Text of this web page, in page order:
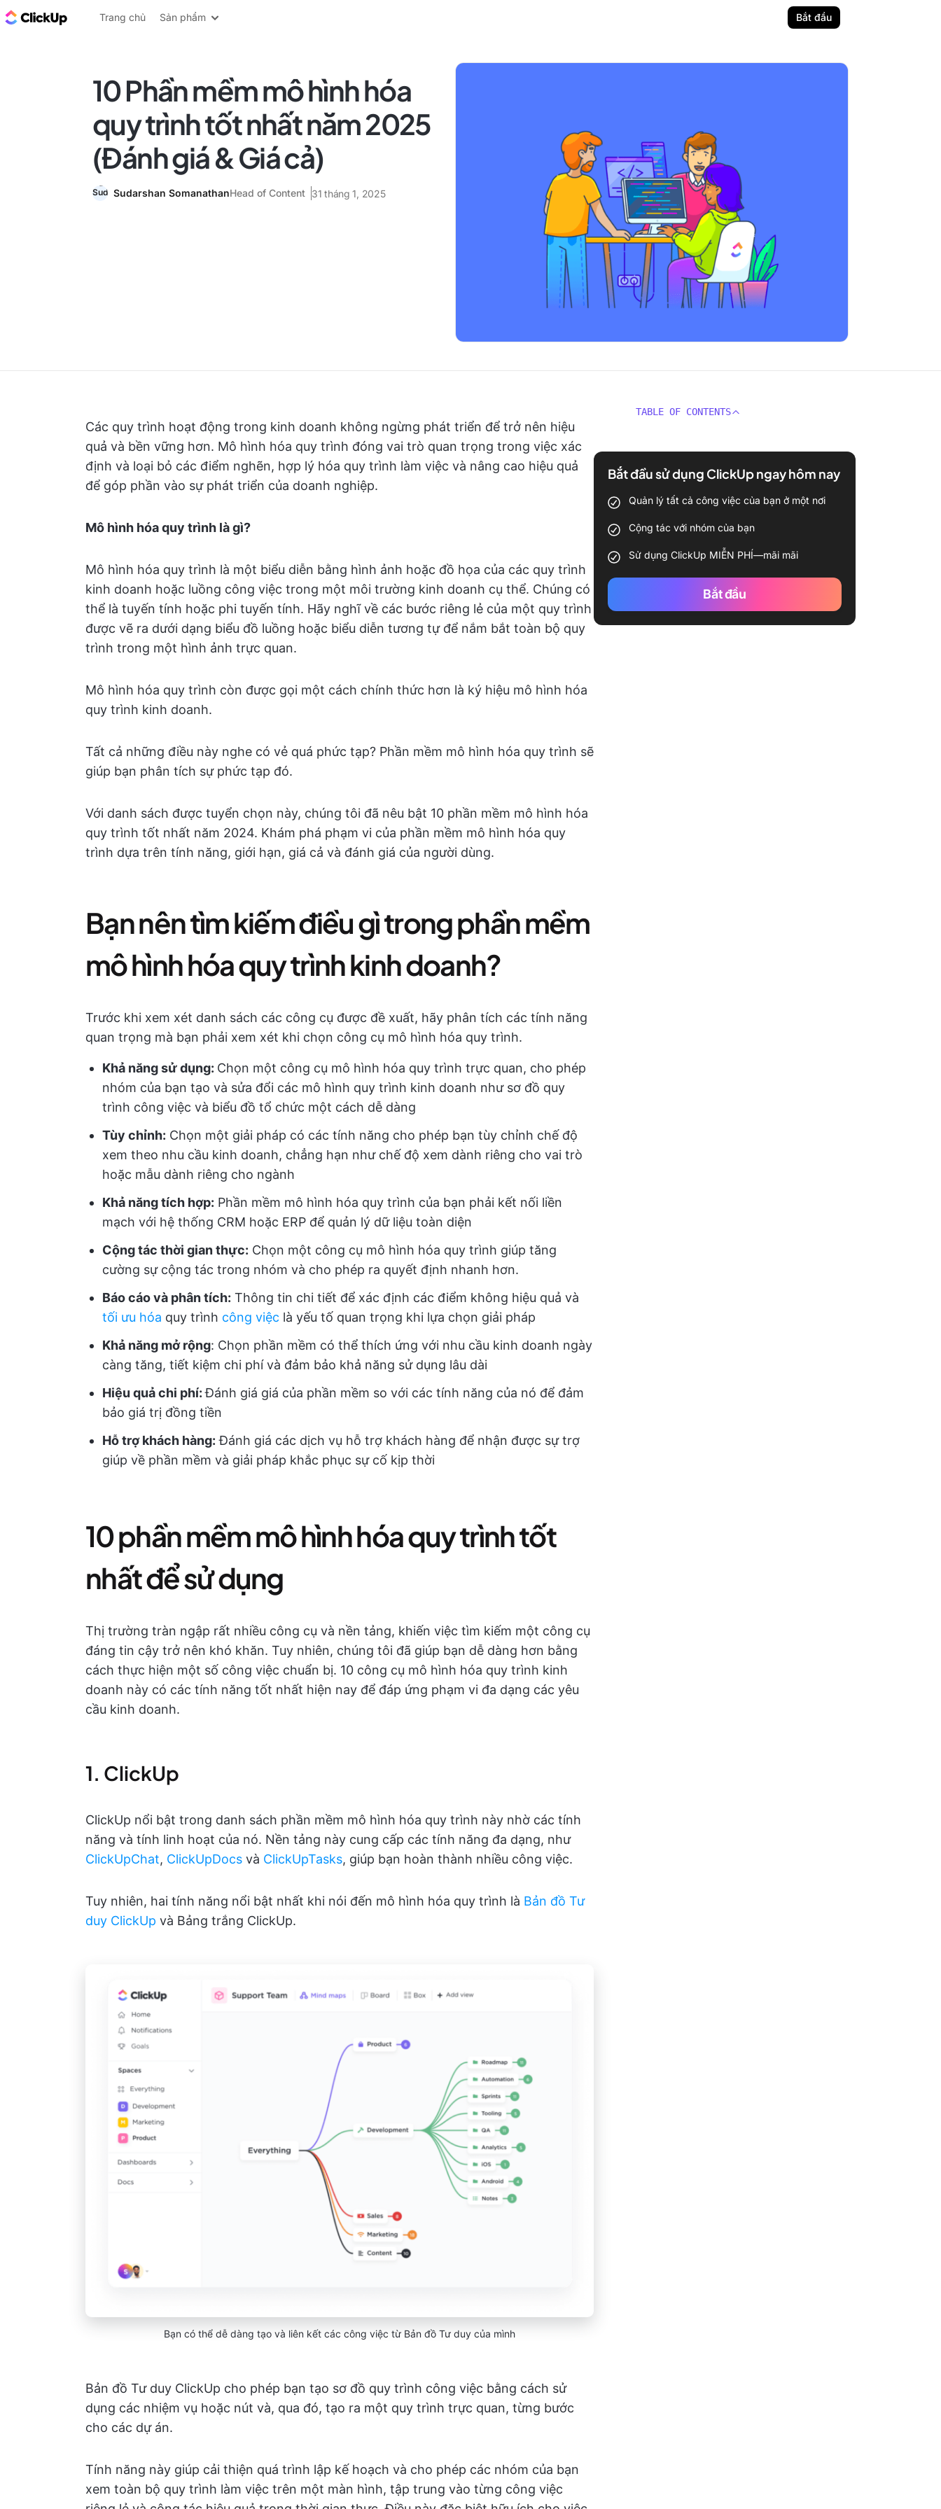
ClickUp Blog
Trang chủ Sản phẩm Bắt đầu
10 Phần mềm mô hình hóa
quy trình tốt nhất năm 2025
(Đánh giá & Giá cả)
Sudarshan SomanathanHead of Content 31 tháng 1, 2025
Các quy trình hoạt động trong kinh doanh không ngừng phát triển để trở nên hiệu
quả và bền vững hơn. Mô hình hóa quy trình đóng vai trò quan trọng trong việc xác
định và loại bỏ các điểm nghẽn, hợp lý hóa quy trình làm việc và nâng cao hiệu quả
để góp phần vào sự phát triển của doanh nghiệp.
Mô hình hóa quy trình là gì?
Mô hình hóa quy trình là một biểu diễn bằng hình ảnh hoặc đồ họa của các quy trình
kinh doanh hoặc luồng công việc trong một môi trường kinh doanh cụ thể. Chúng có
thể là tuyến tính hoặc phi tuyến tính. Hãy nghĩ về các bước riêng lẻ của một quy trình
được vẽ ra dưới dạng biểu đồ luồng hoặc biểu diễn tương tự để nắm bắt toàn bộ quy
trình trong một hình ảnh trực quan.
Mô hình hóa quy trình còn được gọi một cách chính thức hơn là ký hiệu mô hình hóa
quy trình kinh doanh.
Tất cả những điều này nghe có vẻ quá phức tạp? Phần mềm mô hình hóa quy trình sẽ
giúp bạn phân tích sự phức tạp đó.
Với danh sách được tuyển chọn này, chúng tôi đã nêu bật 10 phần mềm mô hình hóa
quy trình tốt nhất năm 2024. Khám phá phạm vi của phần mềm mô hình hóa quy
trình dựa trên tính năng, giới hạn, giá cả và đánh giá của người dùng.
Bạn nên tìm kiếm điều gì trong phần mềm
mô hình hóa quy trình kinh doanh?
Trước khi xem xét danh sách các công cụ được đề xuất, hãy phân tích các tính năng
quan trọng mà bạn phải xem xét khi chọn công cụ mô hình hóa quy trình.
Khả năng sử dụng: Chọn một công cụ mô hình hóa quy trình trực quan, cho phép
nhóm của bạn tạo và sửa đổi các mô hình quy trình kinh doanh như sơ đồ quy
trình công việc và biểu đồ tổ chức một cách dễ dàng
Tùy chỉnh: Chọn một giải pháp có các tính năng cho phép bạn tùy chỉnh chế độ
xem theo nhu cầu kinh doanh, chẳng hạn như chế độ xem dành riêng cho vai trò
hoặc mẫu dành riêng cho ngành
Khả năng tích hợp: Phần mềm mô hình hóa quy trình của bạn phải kết nối liền
mạch với hệ thống CRM hoặc ERP để quản lý dữ liệu toàn diện
Cộng tác thời gian thực: Chọn một công cụ mô hình hóa quy trình giúp tăng
cường sự cộng tác trong nhóm và cho phép ra quyết định nhanh hơn.
Báo cáo và phân tích: Thông tin chi tiết để xác định các điểm không hiệu quả và
tối ưu hóa quy trình công việc là yếu tố quan trọng khi lựa chọn giải pháp
Khả năng mở rộng: Chọn phần mềm có thể thích ứng với nhu cầu kinh doanh ngày
càng tăng, tiết kiệm chi phí và đảm bảo khả năng sử dụng lâu dài
Hiệu quả chi phí:Đánh giá giá của phần mềm so với các tính năng của nó để đảm
bảo giá trị đồng tiền
Hỗ trợ khách hàng: Đánh giá các dịch vụ hỗ trợ khách hàng để nhận được sự trợ
giúp về phần mềm và giải pháp khắc phục sự cố kịp thời
10 phần mềm mô hình hóa quy trình tốt
nhất để sử dụng
Thị trường tràn ngập rất nhiều công cụ và nền tảng, khiến việc tìm kiếm một công cụ
đáng tin cậy trở nên khó khăn. Tuy nhiên, chúng tôi đã giúp bạn dễ dàng hơn bằng
cách thực hiện một số công việc chuẩn bị. 10 công cụ mô hình hóa quy trình kinh
doanh này có các tính năng tốt nhất hiện nay để đáp ứng phạm vi đa dạng các yêu
cầu kinh doanh.
1. ClickUp
ClickUp nổi bật trong danh sách phần mềm mô hình hóa quy trình này nhờ các tính
năng và tính linh hoạt của nó. Nền tảng này cung cấp các tính năng đa dạng, như
ClickUpChat, ClickUpDocs và ClickUpTasks, giúp bạn hoàn thành nhiều công việc.
Tuy nhiên, hai tính năng nổi bật nhất khi nói đến mô hình hóa quy trình là Bản đồ Tư
duy ClickUp và Bảng trắng ClickUp.
Bạn có thể dễ dàng tạo và liên kết các công việc từ Bản đồ Tư duy của mình
Bản đồ Tư duy ClickUp cho phép bạn tạo sơ đồ quy trình công việc bằng cách sử
dụng các nhiệm vụ hoặc nút và, qua đó, tạo ra một quy trình trực quan, từng bước
cho các dự án.
Tính năng này giúp cải thiện quá trình lập kế hoạch và cho phép các nhóm của bạn
xem toàn bộ quy trình làm việc trên một màn hình, tập trung vào từng công việc
TABLE OF CONTENTS
Bắt đầu sử dụng ClickUp ngay hôm nay
Quản lý tất cả công việc của bạn ở một nơi
Cộng tác với nhóm của bạn
Sử dụng ClickUp MIỄN PHÍ—mãi mãi
Bắt đầu